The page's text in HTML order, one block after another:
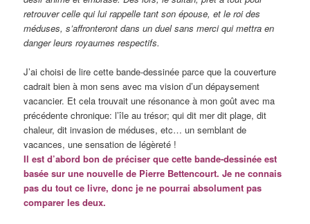
retrouver celle qui lui rappelle tant son épouse, et le roi des
méduses, s’affronteront dans un duel sans merci qui mettra en
danger leurs royaumes respectifs.
J’ai choisi de lire cette bande-dessinée parce que la couverture
cadrait bien à mon sens avec ma vision d’un dépaysement
vacancier. Et cela trouvait une résonance à mon goût avec ma
précédente chronique: l’île au trésor; qui dit mer dit plage, dit
chaleur, dit invasion de méduses, etc… un semblant de
vacances, une sensation de légèreté !
Il est d’abord bon de préciser que cette bande-dessinée est
basée sur une nouvelle de Pierre Bettencourt. Je ne connais
pas du tout ce livre, donc je ne pourrai absolument pas
comparer les deux.